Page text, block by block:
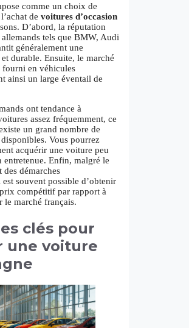
comme un choix de
de voitures d’occasion
D’abord, la réputation
tels que BMW, Audi
généralement une
durable. Ensuite, le marché
fourni en véhicules
ainsi un large éventail de
ont tendance à
assez fréquemment, ce
un grand nombre de
Vous pourrez
acquérir une voiture peu
entretenue. Enfin, malgré le
démarches
souvent possible d’obtenir
compétitif par rapport à
le marché français.
clés pour
une voiture